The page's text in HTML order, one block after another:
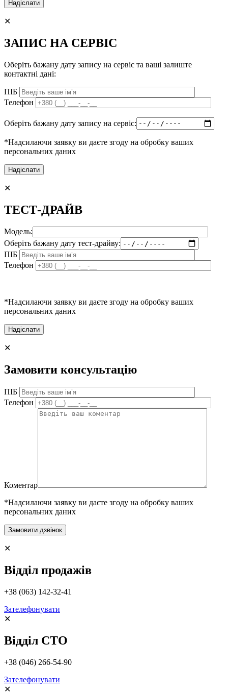
✕
ЗАПИС НА СЕРВІС
Оберіть бажану дату запису на сервіс та ваші залиште
контактні дані:
ПІБ
Телефон
Оберіть бажану дату запису на сервіс:
*Надсилаючи заявку ви даєте згоду на обробку ваших
персональних даних
✕
ТЕСТ-ДРАЙВ
Модель:
Оберіть бажану дату тест-драйву:
ПІБ
Телефон
*Надсилаючи заявку ви даєте згоду на обробку ваших
персональних даних
✕
Замовити консультацію
ПІБ
Телефон
Коментар
*Надсилаючи заявку ви даєте згоду на обробку ваших
персональних даних
✕
Відділ продажів
+38 (063) 142-32-41
Зателефонувати
✕
Відділ СТО
+38 (046) 266-54-90
Зателефонувати
✕